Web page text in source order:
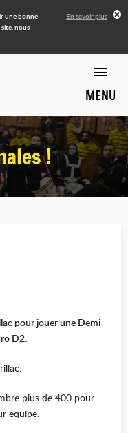
une bonne
nous
En savoir plus
MENU
!
pour jouer une Demi-
D2:
plus de 400 pour
equipe.